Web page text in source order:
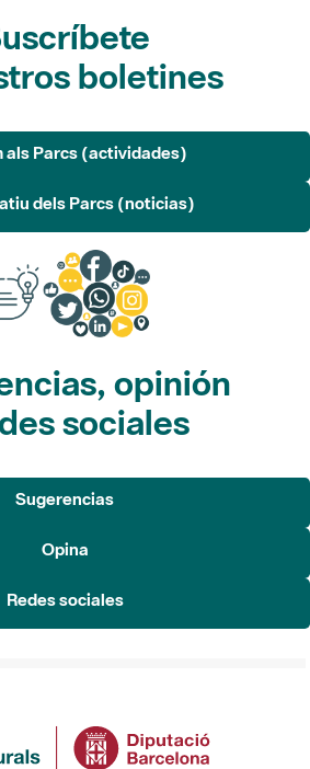
boletines
als Parcs (actividades)
dels Parcs (noticias)
opinión
sociales
Sugerencias
Opina
Redes sociales